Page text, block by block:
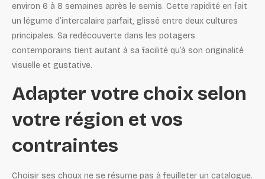
environ 6 à 8 semaines après le semis. Cette rapidité en fait
un légume d’intercalaire parfait, glissé entre deux cultures
principales. Sa redécouverte dans les potagers
contemporains tient autant à sa facilité qu’à son originalité
visuelle et gustative.
Adapter votre choix selon
votre région et vos
contraintes
Choisir ses choux ne se résume pas à feuilleter un catalogue.